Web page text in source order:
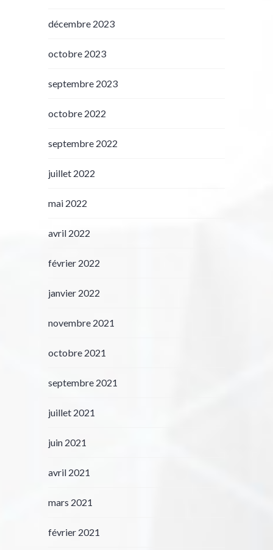
décembre 2023
octobre 2023
septembre 2023
octobre 2022
septembre 2022
juillet 2022
mai 2022
avril 2022
février 2022
janvier 2022
novembre 2021
octobre 2021
septembre 2021
juillet 2021
juin 2021
avril 2021
mars 2021
février 2021